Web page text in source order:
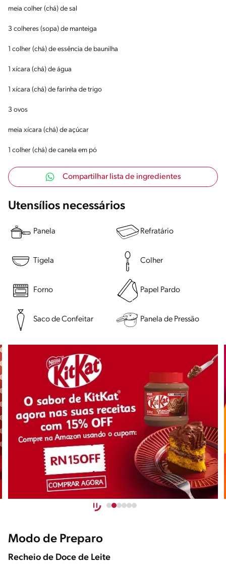
meia colher (chá) de sal
3 colheres (sopa) de manteiga
1 colher (chá) de essência de baunilha
1 xícara (chá) de água
1 xícara (chá) de farinha de trigo
3 ovos
meia xícara (chá) de açúcar
1 colher (chá) de canela em pó
Compartilhar lista de ingredientes
Utensílios necessários
Panela Refratário
Tigela Colher
Forno Papel Pardo
Saco de Confeitar Panela de Pressão
Modo de Preparo
Recheio de Doce de Leite